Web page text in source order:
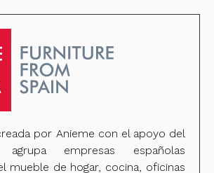
por Anieme con el apoyo del
empresas españolas
mueble de hogar, cocina, oficinas